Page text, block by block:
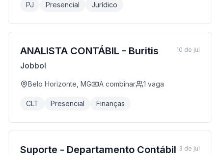
PJ Presencial Jurídico
ANALISTA CONTÁBIL - Buritis
Jobbol
Belo Horizonte, MG A combinar 1 vaga
CLT Presencial Finanças
10 de jul
Suporte - Departamento Contábil 3 de jul